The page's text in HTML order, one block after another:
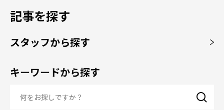
記事を探す
スタッフから探す
キーワードから探す